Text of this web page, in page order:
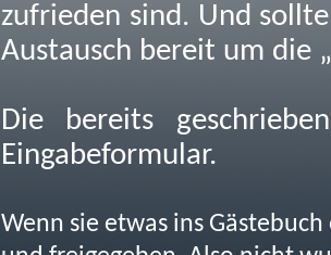
zufrieden sind. Und
Austausch bereit um die
Die bereits
Eingabeformular.
Wenn sie etwas ins